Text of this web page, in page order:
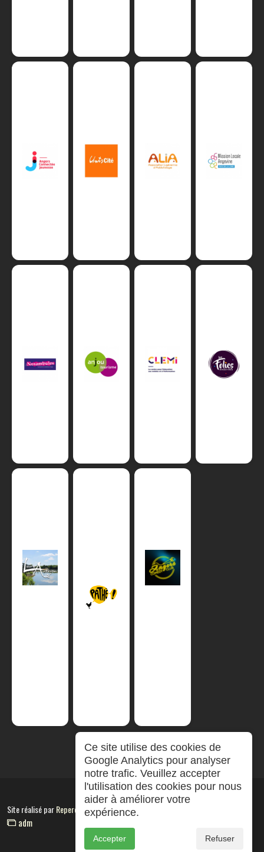
Site réalisé parRepereCom
adm
Ce site utilise des cookies de
Google Analytics pour analyser
notre trafic. Veuillez accepter
l'utilisation des cookies pour nous
aider à améliorer votre
expérience.
Accepter Refuser